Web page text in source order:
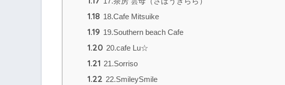
1.18 18.Cafe Mitsuike
1.19 19.Southern beach Cafe
1.20 20.cafe Lu☆
1.21 21.Sorriso
1.22 22.SmileySmile